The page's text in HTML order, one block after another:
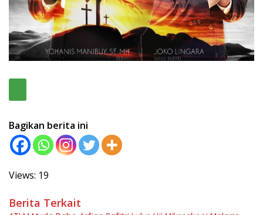
Bagikan berita ini
Views: 19
Berita Terkait